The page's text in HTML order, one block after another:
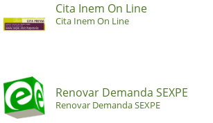
Cita Inem On Line
Cita Inem On Line
Renovar Demanda SEXPE
Renovar Demanda SEXPE